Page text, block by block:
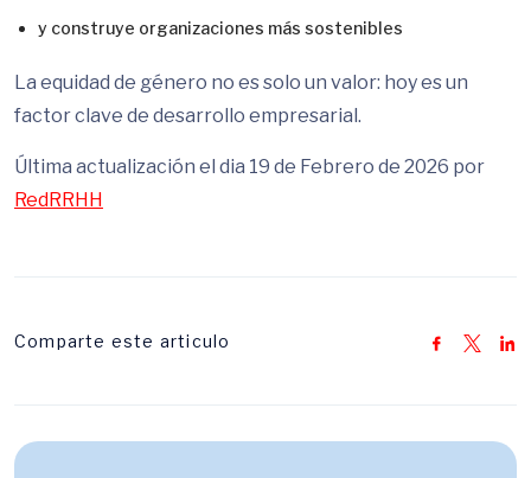
y construye organizaciones más sostenibles
La equidad de género no es solo un valor: hoy es un
factor clave de desarrollo empresarial.
Última actualización el dia 19 de Febrero de 2026 por
RedRRHH
Comparte este articulo